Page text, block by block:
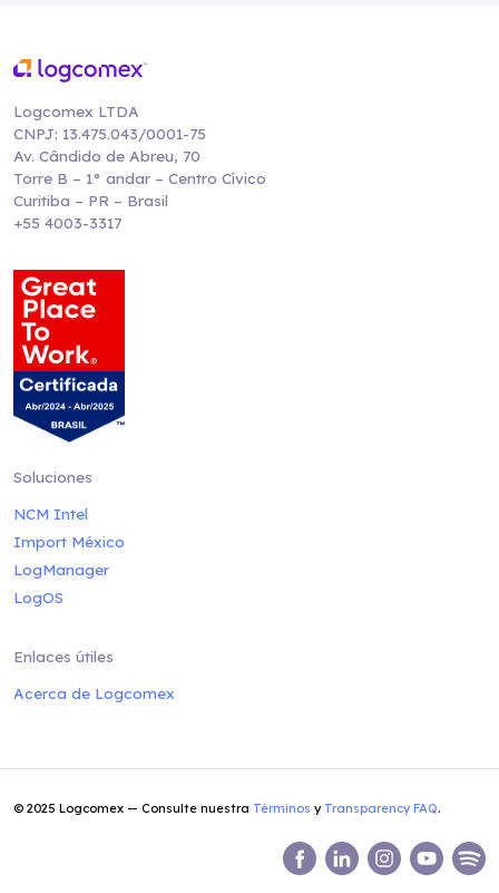
Logcomex LTDA
CNPJ: 13.475.043/0001-75
Av. Cândido de Abreu, 70
Torre B – 1° andar – Centro Cívico
Curitiba – PR – Brasil
+55 4003-3317
Soluciones
NCM Intel
Import México
LogManager
LogOS
Enlaces útiles
Acerca de Logcomex
© 2025 Logcomex — Consulte nuestra Términos y Transparency FAQ.